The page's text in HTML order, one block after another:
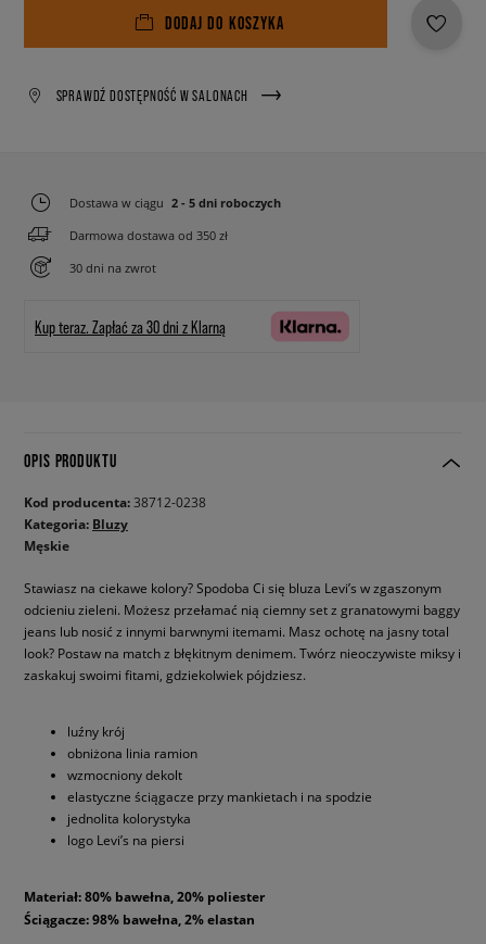
DODAJ DO KOSZYKA
SPRAWDŹ DOSTĘPNOŚĆ W SALONACH
Dostawa w ciągu 2 - 5 dni roboczych
Darmowa dostawa od 350 zł
30 dni na zwrot
Kup teraz. Zapłać za 30 dni z Klarną
OPIS PRODUKTU
Kod producenta: 38712-0238
Kategoria: Bluzy
Męskie
Stawiasz na ciekawe kolory? Spodoba Ci się bluza Levi’s w zgaszonym
odcieniu zieleni. Możesz przełamać nią ciemny set z granatowymi baggy
jeans lub nosić z innymi barwnymi itemami. Masz ochotę na jasny total
look? Postaw na match z błękitnym denimem. Twórz nieoczywiste miksy i
zaskakuj swoimi fitami, gdziekolwiek pójdziesz.
luźny krój
obniżona linia ramion
wzmocniony dekolt
elastyczne ściągacze przy mankietach i na spodzie
jednolita kolorystyka
logo Levi’s na piersi
Materiał: 80% bawełna, 20% poliester
Ściągacze: 98% bawełna, 2% elastan